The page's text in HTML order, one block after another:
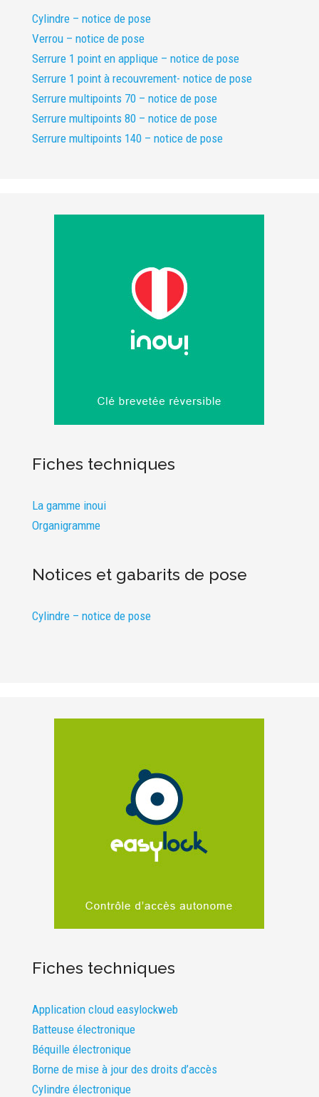
Cylindre – notice de pose
Verrou – notice de pose
Serrure 1 point en applique – notice de pose
Serrure 1 point à recouvrement- notice de pose
Serrure multipoints 70 – notice de pose
Serrure multipoints 80 – notice de pose
Serrure multipoints 140 – notice de pose
Fiches techniques
La gamme inoui
Organigramme
Notices et gabarits de pose
Cylindre – notice de pose
Fiches techniques
Application cloud easylockweb
Batteuse électronique
Béquille électronique
Borne de mise à jour des droits d’accès
Cylindre électronique